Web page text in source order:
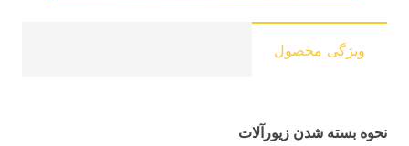
ویژگی محصول
نحوه بسته شدن زیورآلات